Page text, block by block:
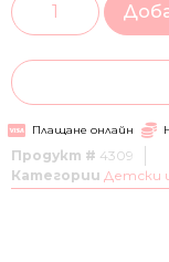
Плащане онлайн
Продукт # 4309
Категории Детски